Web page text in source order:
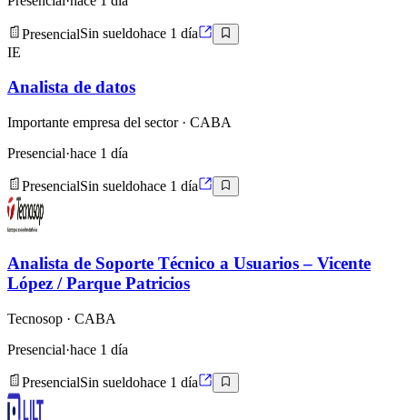
PresencialSin sueldohace 1 día
IE
Analista de datos
Importante empresa del sector· CABA
Presencial·hace 1 día
PresencialSin sueldohace 1 día
Analista de Soporte Técnico a Usuarios – Vicente
López / Parque Patricios
Tecnosop · CABA
Presencial·hace 1 día
PresencialSin sueldohace 1 día